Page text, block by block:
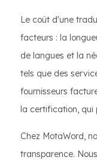
Le coût d'une
facteurs : la
de langues et la
tels que des
fournisseurs
la certification, qui
Chez MotaWord,
transparence.